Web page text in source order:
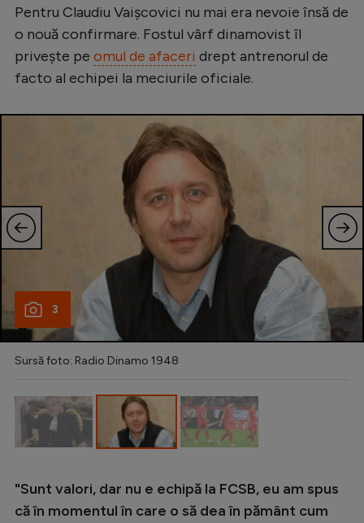
Tenis
Handbal
Natație
Formula 1
Gimnastică
Auto
Rugby
Ciclism
Alte sporturi
JO 2024
JO 2026
Creează cont
Pentru Claudiu Vaișcovici nu mai era nevoie însă de
o nouă confirmare. Fostul vârf dinamovist îl
privește pe omul de afaceri drept antrenorul de
facto al echipei la meciurile oficiale.
3
Sursă foto: Radio Dinamo 1948
"Sunt valori, dar nu e echipă la FCSB, eu am spus
că în momentul în care o să dea în pământ cum